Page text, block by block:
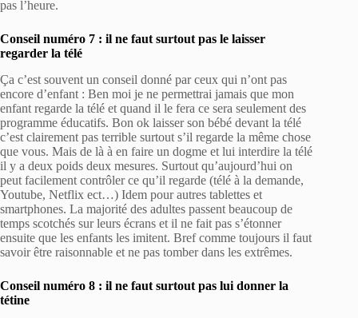
pas l’heure.
Conseil numéro 7 : il ne faut surtout pas le laisser
regarder la télé
Ça c’est souvent un conseil donné par ceux qui n’ont pas
encore d’enfant : Ben moi je ne permettrai jamais que mon
enfant regarde la télé et quand il le fera ce sera seulement des
programme éducatifs. Bon ok laisser son bébé devant la télé
c’est clairement pas terrible surtout s’il regarde la même chose
que vous. Mais de là à en faire un dogme et lui interdire la télé
il y a deux poids deux mesures. Surtout qu’aujourd’hui on
peut facilement contrôler ce qu’il regarde (télé à la demande,
Youtube, Netflix ect…) Idem pour autres tablettes et
smartphones. La majorité des adultes passent beaucoup de
temps scotchés sur leurs écrans et il ne fait pas s’étonner
ensuite que les enfants les imitent. Bref comme toujours il faut
savoir être raisonnable et ne pas tomber dans les extrêmes.
Conseil numéro 8 : il ne faut surtout pas lui donner la
tétine